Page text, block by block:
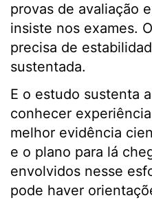
provas de avaliação
insiste nos exames.
precisa de
sustentada.
E o estudo sustenta
conhecer
melhor evidência
e o plano para lá
envolvidos nesse
pode haver